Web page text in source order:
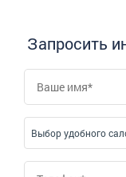
Запросить
Выбор удобного